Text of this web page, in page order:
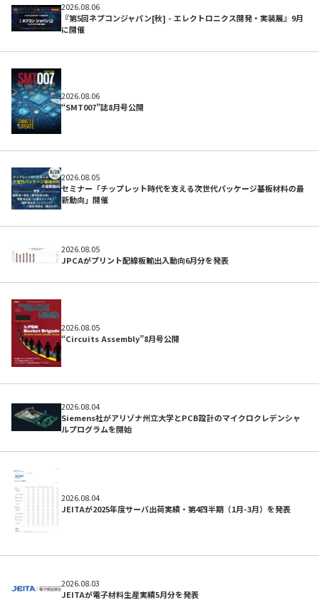
初めての方へ
2026.08.06
『第5回ネプコンジャパン[秋] - エレクトロニクス開発・実装展』9月
に開催
2026.08.06
“SMT007”誌8月号公開
2026.08.05
セミナー「チップレット時代を支える次世代パッケージ基板材料の最
新動向」開催
2026.08.05
JPCAがプリント配線板輸出入動向6月分を発表
2026.08.05
“Circuits Assembly”8月号公開
2026.08.04
Siemens社がアリゾナ州立大学とPCB設計のマイクロクレデンシャ
ルプログラムを開始
2026.08.04
JEITAが2025年度サーバ出荷実績・第4四半期（1月-3月）を発表
2026.08.03
JEITAが電子材料生産実績5月分を発表